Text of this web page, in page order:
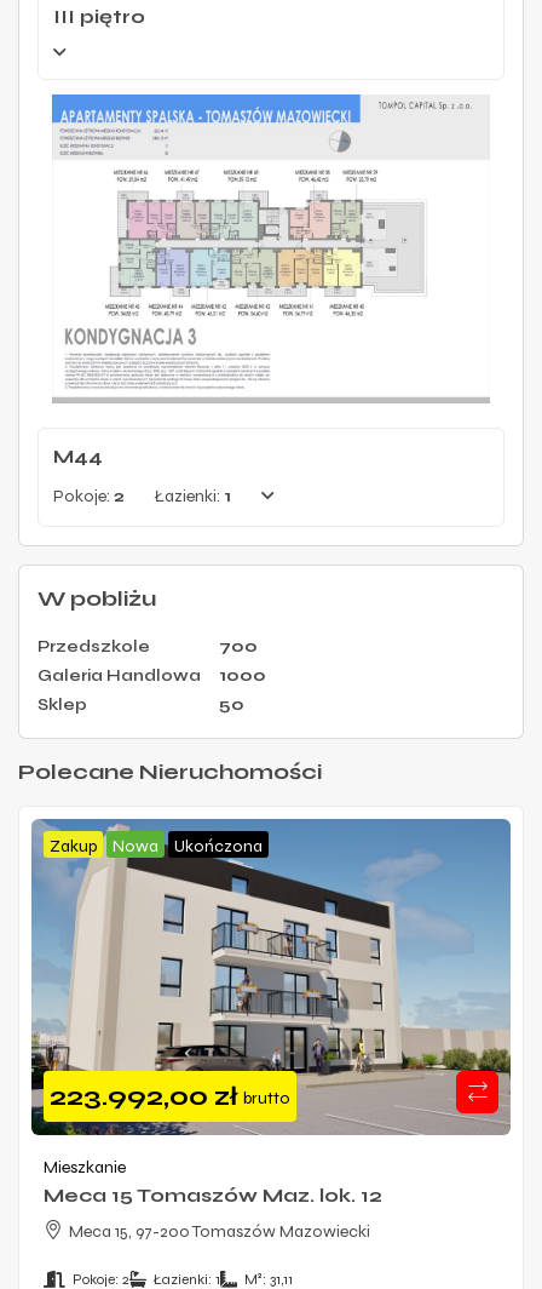
III piętro
M44
Pokoje: 2 Łazienki: 1
W pobliżu
Przedszkole
700
Galeria Handlowa
1000
Sklep
50
Polecane Nieruchomości
Zakup Nowa Ukończona
223.992,00 zł brutto
Mieszkanie
Meca 15 Tomaszów Maz. lok. 12
Meca 15, 97-200 Tomaszów Mazowiecki
Pokoje: 2 Łazienki: 1 M²: 31,11